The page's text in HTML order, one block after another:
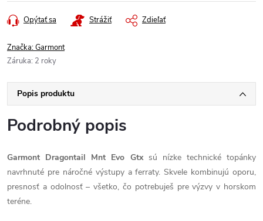
Opýtať sa Strážiť Zdieľať
Značka:Garmont
Záruka: 2 roky
Popis produktu
Podrobný popis
Garmont Dragontail Mnt Evo Gtxsú nízke technické topánky
navrhnuté pre náročné výstupy a ferraty. Skvele kombinujú oporu,
presnosť a odolnosť – všetko, čo potrebuješ pre výzvy v horskom
teréne.